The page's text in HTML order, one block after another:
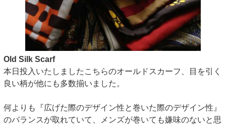
Old Silk Scarf
本日投入いたしましたこちらのオールドスカーフ、目を引く
良い柄が他にも多数揃いました。
何よりも『広げた際のデザイン性と巻いた際のデザイン性』
のバランスが取れていて、メンズが巻いても嫌味のないと思